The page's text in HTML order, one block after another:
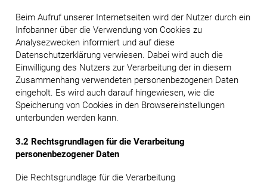
Beim Aufruf unserer Internetseiten wird der Nutzer durch ein
Infobanner über die Verwendung von Cookies zu
Analysezwecken informiert und auf diese
Datenschutzerklärung verwiesen. Dabei wird auch die
Einwilligung des Nutzers zur Verarbeitung der in diesem
Zusammenhang verwendeten personenbezogenen Daten
eingeholt. Es wird auch darauf hingewiesen, wie die
Speicherung von Cookies in den Browsereinstellungen
unterbunden werden kann.
3.2 Rechtsgrundlagen für die Verarbeitung
personenbezogener Daten
Die Rechtsgrundlage für die Verarbeitung